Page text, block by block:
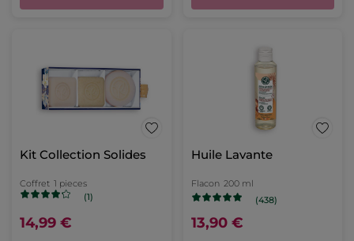
Kit Collection Solides
Coffret 1 pieces
(1)
14,99 €
Huile Lavante
Flacon 200 ml
(438)
13,90 €